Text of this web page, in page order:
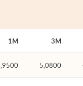
1M 3M
5,0800